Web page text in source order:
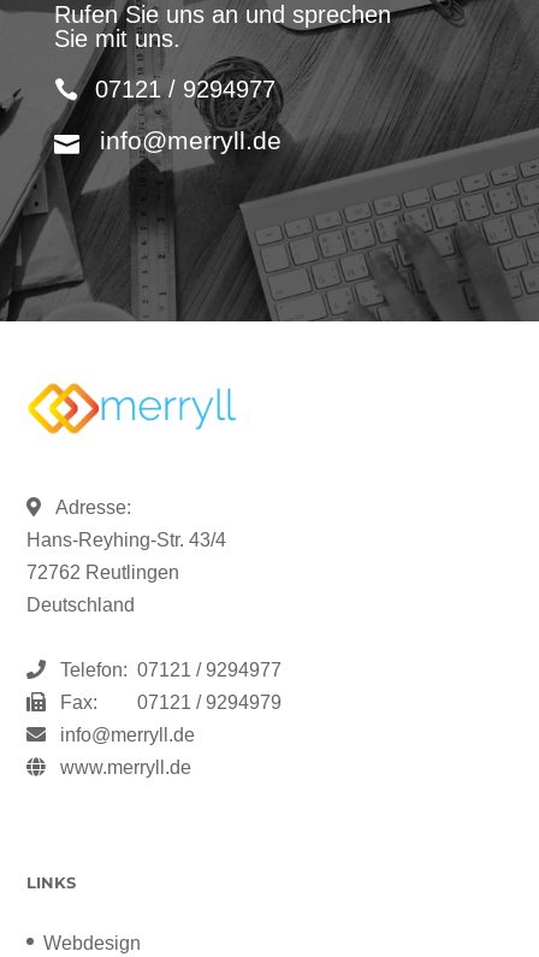
Rufen Sie uns an und sprechen
Sie mit uns.
07121 / 9294977
info@merryll.de
Adresse:
Hans-Reyhing-Str. 43/4
72762 Reutlingen
Deutschland
Telefon: 07121 / 9294977
Fax:
07121 / 9294979
info@merryll.de
www.merryll.de
LINKS
Webdesign